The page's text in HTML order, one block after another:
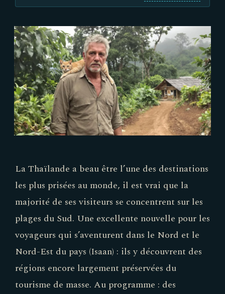
La Thaïlande a beau être l’une des destinations
les plus prisées au monde, il est vrai que la
majorité de ses visiteurs se concentrent sur les
plages du Sud. Une excellente nouvelle pour les
voyageurs qui s’aventurent dans le Nord et le
Nord-Est du pays (Isaan) : ils y découvrent des
régions encore largement préservées du
tourisme de masse. Au programme : des